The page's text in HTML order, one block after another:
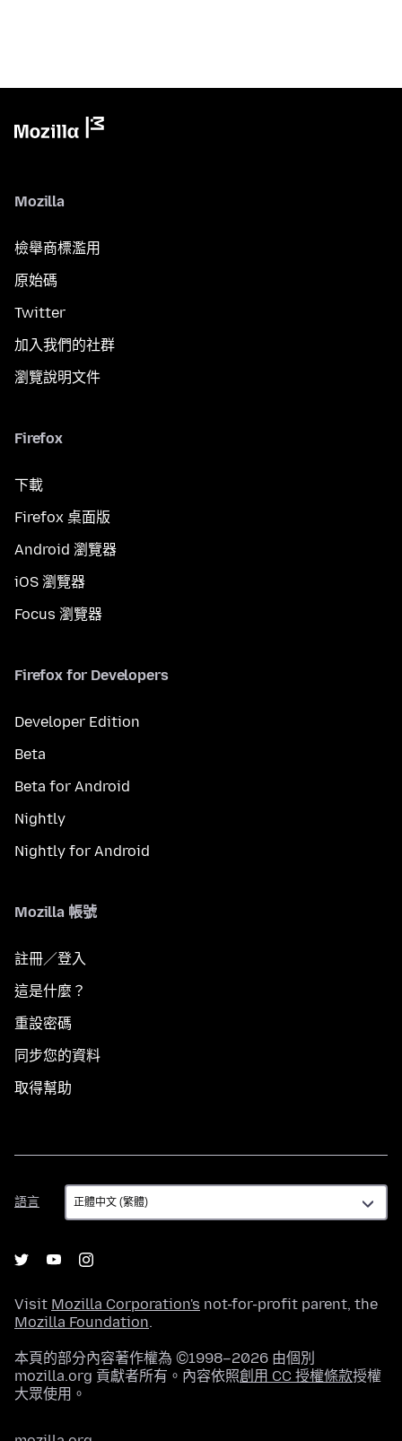
Mozilla
檢舉商標濫用
原始碼
Twitter
加入我們的社群
瀏覽說明文件
Firefox
下載
Firefox 桌面版
Android 瀏覽器
iOS 瀏覽器
Focus 瀏覽器
Firefox for Developers
Developer Edition
Beta
Beta for Android
Nightly
Nightly for Android
Mozilla 帳號
註冊／登入
這是什麼？
重設密碼
同步您的資料
取得幫助
語言
語
言
Visit Mozilla Corporation's not-for-profit parent, the
Mozilla Foundation.
本頁的部分內容著作權為 ©1998–2026 由個別
mozilla.org 貢獻者所有。內容依照創用 CC 授權條款授權
大眾使用。